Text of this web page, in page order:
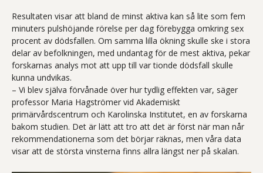
Resultaten visar att bland de minst aktiva kan så lite som fem
minuters pulshöjande rörelse per dag förebygga omkring sex
procent av dödsfallen. Om samma lilla ökning skulle ske i stora
delar av befolkningen, med undantag för de mest aktiva, pekar
forskarnas analys mot att upp till var tionde dödsfall skulle
kunna undvikas.
– Vi blev själva förvånade över hur tydlig effekten var, säger
professor Maria Hagströmer vid Akademiskt
primärvårdscentrum och Karolinska Institutet, en av forskarna
bakom studien. Det är lätt att tro att det är först när man når
rekommendationerna som det börjar räknas, men våra data
visar att de största vinsterna finns allra längst ner på skalan.